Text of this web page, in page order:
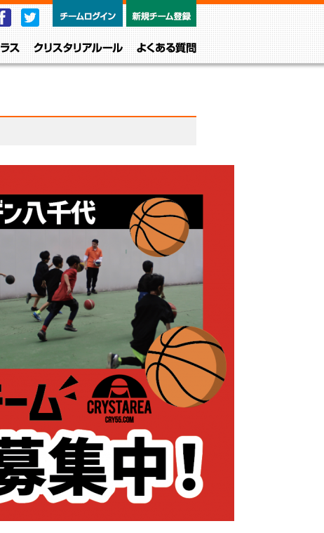
FacebookTwitter
レベル・クラス